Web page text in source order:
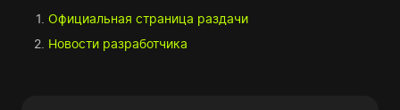
Официальная страница раздачи
Новости разработчика